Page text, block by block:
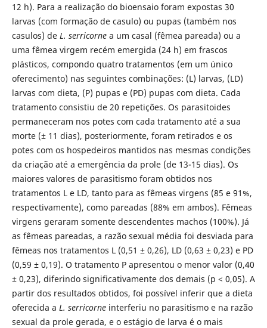
12 h). Para a realização do bioensaio foram expostas 30
larvas (com formação de casulo) ou pupas (também nos
casulos) de L. serricornea um casal (fêmea pareada) ou a
uma fêmea virgem recém emergida (24 h) em frascos
plásticos, compondo quatro tratamentos (em um único
oferecimento) nas seguintes combinações: (L) larvas, (LD)
larvas com dieta, (P) pupas e (PD) pupas com dieta. Cada
tratamento consistiu de 20 repetições. Os parasitoides
permaneceram nos potes com cada tratamento até a sua
morte (± 11 dias), posteriormente, foram retirados e os
potes com os hospedeiros mantidos nas mesmas condições
da criação até a emergência da prole (de 13-15 dias). Os
maiores valores de parasitismo foram obtidos nos
tratamentos L e LD, tanto para as fêmeas virgens (85 e 91%,
respectivamente), como pareadas (88% em ambos). Fêmeas
virgens geraram somente descendentes machos (100%). Já
as fêmeas pareadas, a razão sexual média foi desviada para
fêmeas nos tratamentos L (0,51 ± 0,26), LD (0,63 ± 0,23) e PD
(0,59 ± 0,19). O tratamento P apresentou o menor valor (0,40
± 0,23), diferindo significativamente dos demais (p < 0,05). A
partir dos resultados obtidos, foi possível inferir que a dieta
oferecida a L. serricorneinterferiu no parasitismo e na razão
sexual da prole gerada, e o estágio de larva é o mais